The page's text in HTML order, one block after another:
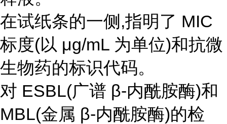
在试纸条的一侧,指明了 MIC
标度(以 μg/mL 为单位)和抗微
生物药的标识代码。
对 ESBL(广谱 β-内酰胺酶)和
MBL(金属 β-内酰胺酶)的检